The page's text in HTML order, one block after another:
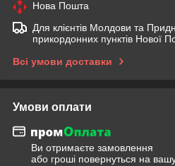
Нова Пошта
Для клієнтів Молдови та
прикордонних пунктів Нової
Всі умови доставки
Умови оплати
Ви отримаєте замовлення
або гроші повернуться на